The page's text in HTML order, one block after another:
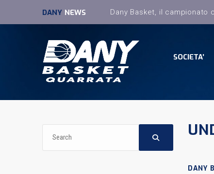
DANY NEWS
SOCIETA’
DANY